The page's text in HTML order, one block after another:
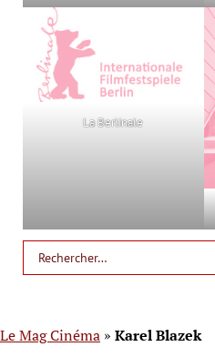
La Berlinale
Le Mag Cinéma » Karel Blazek